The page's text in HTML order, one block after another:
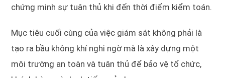
chứng minh sự tuân thủ khi đến thời điểm kiểm toán.
Mục tiêu cuối cùng của việc giám sát không phải là
tạo ra bầu không khí nghi ngờ mà là xây dựng một
môi trường an toàn và tuân thủ để bảo vệ tổ chức,